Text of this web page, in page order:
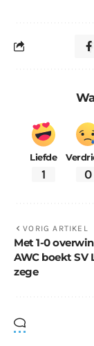
Liefde
1 0
VORIG ARTIKEL
Met 1-0
AWC boekt SV
zege